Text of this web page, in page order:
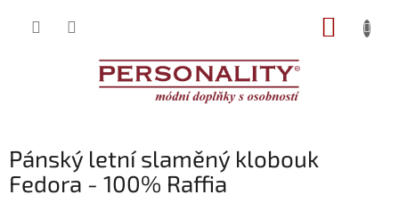
Pánský letní slaměný klobouk
Fedora - 100% Raffia